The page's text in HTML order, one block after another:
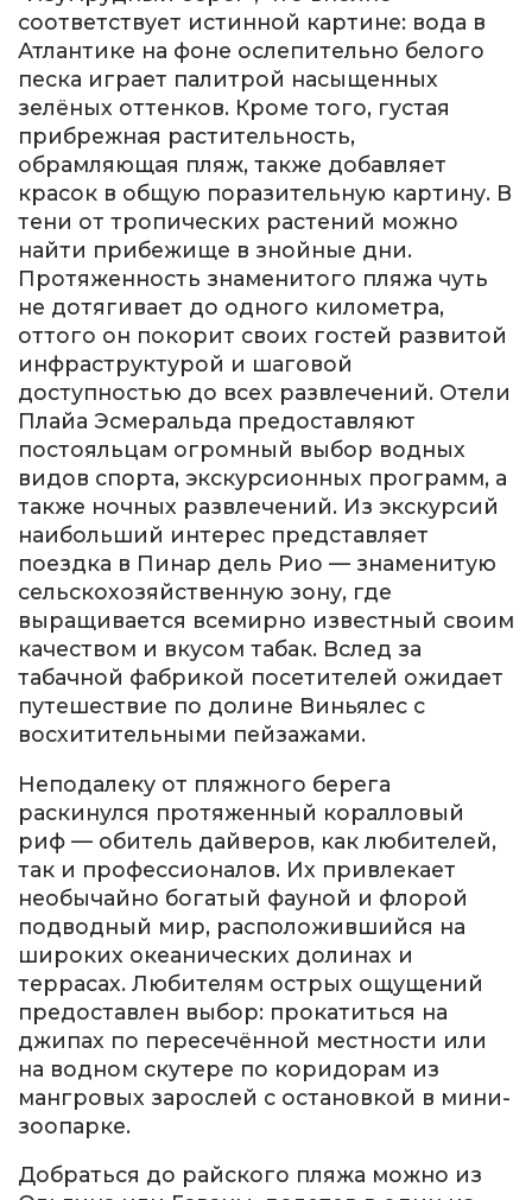
соответствует истинной картине: вода в
Атлантике на фоне ослепительно белого
песка играет палитрой насыщенных
зелёных оттенков. Кроме того, густая
прибрежная растительность,
обрамляющая пляж, также добавляет
красок в общую поразительную картину. В
тени от тропических растений можно
найти прибежище в знойные дни.
Протяженность знаменитого пляжа чуть
не дотягивает до одного километра,
оттого он покорит своих гостей развитой
инфраструктурой и шаговой
доступностью до всех развлечений. Отели
Плайа Эсмеральда предоставляют
постояльцам огромный выбор водных
видов спорта, экскурсионных программ, а
также ночных развлечений. Из экскурсий
наибольший интерес представляет
поездка в Пинар дель Рио — знаменитую
сельскохозяйственную зону, где
выращивается всемирно известный своим
качеством и вкусом табак. Вслед за
табачной фабрикой посетителей ожидает
путешествие по долине Виньялес с
восхитительными пейзажами.
Неподалеку от пляжного берега
раскинулся протяженный коралловый
риф — обитель дайверов, как любителей,
так и профессионалов. Их привлекает
необычайно богатый фауной и флорой
подводный мир, расположившийся на
широких океанических долинах и
террасах. Любителям острых ощущений
предоставлен выбор: прокатиться на
джипах по пересечённой местности или
на водном скутере по коридорам из
мангровых зарослей с остановкой в мини-
зоопарке.
Добраться до райского пляжа можно из